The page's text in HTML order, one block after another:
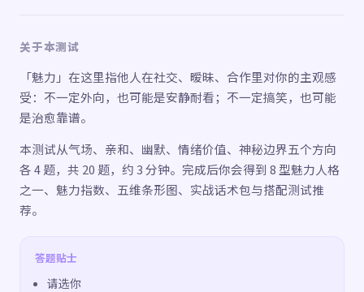
关于本测试
「魅力」在这里指他人在社交、暧昧、合作里对你的主观感
受：不一定外向，也可能是安静耐看；不一定搞笑，也可能
是治愈靠谱。
本测试从气场、亲和、幽默、情绪价值、神秘边界五个方向
各 4 题，共 20 题，约 3 分钟。完成后你会得到 8 型魅力人格
之一、魅力指数、五维条形图、实战话术包与搭配测试推
荐。
答题贴士
请选你